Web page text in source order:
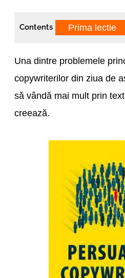
Una dintre problemele
copywriterilor din ziua de
să vândă mai mult prin
creează.
Contents Prima lectie